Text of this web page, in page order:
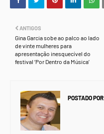
ANTIGOS
Gina Garcia sobe ao palco ao lado
de vinte mulheres para
apresentação inesquecível do
festival ‘Por Dentro da Música’
POSTADO POR